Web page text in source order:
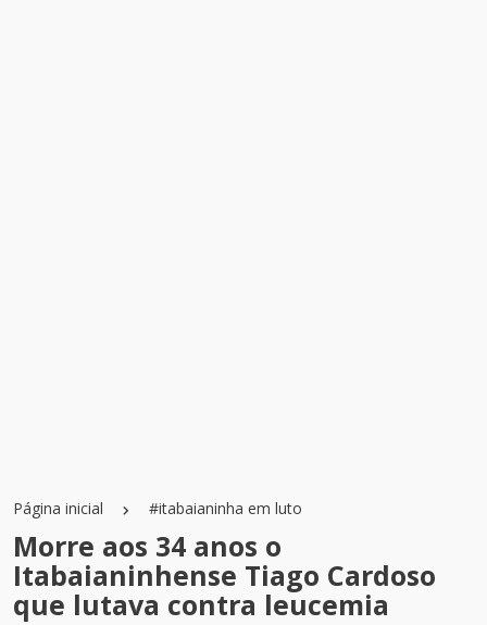
Página inicial #itabaianinha em luto
Morre aos 34 anos o
Itabaianinhense Tiago Cardoso
que lutava contra leucemia